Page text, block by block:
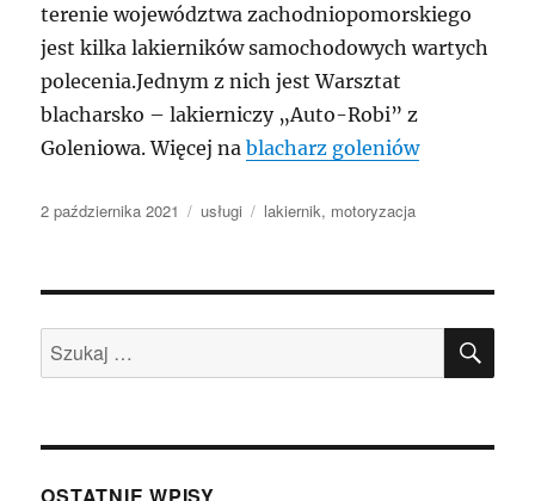
terenie województwa zachodniopomorskiego
jest kilka lakierników samochodowych wartych
polecenia.Jednym z nich jest Warsztat
blacharsko – lakierniczy „Auto-Robi” z
Goleniowa. Więcej nablacharz goleniów
Data
2 października 2021 Kategorie
usługi Tagi
lakiernik, motoryzacja
Szukaj:
OSTATNIE WPISY